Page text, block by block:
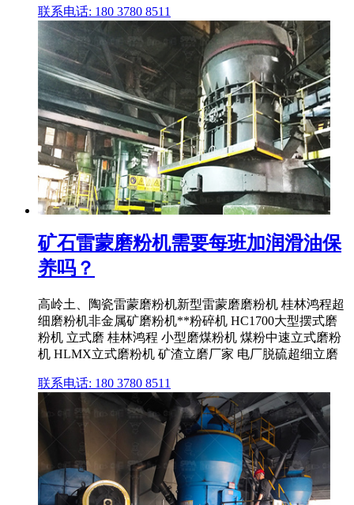
联系电话: 180 3780 8511
矿石雷蒙磨粉机需要每班加润滑油保
养吗？
高岭土、陶瓷雷蒙磨粉机新型雷蒙磨磨粉机 桂林鸿程超
细磨粉机非金属矿磨粉机**粉碎机 HC1700大型摆式磨
粉机 立式磨 桂林鸿程 小型磨煤粉机 煤粉中速立式磨粉
机 HLMX立式磨粉机 矿渣立磨厂家 电厂脱硫超细立磨
联系电话: 180 3780 8511